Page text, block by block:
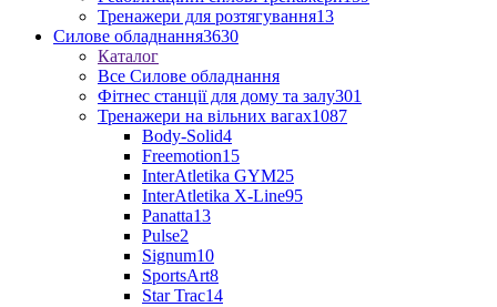
Тренажери для розтягування13
Силове обладнання3630
Каталог
Все Силове обладнання
Фітнес станції для дому та залу301
Тренажери на вільних вагах1087
Body-Solid4
Freemotion15
InterAtletika GYM25
InterAtletika X-Line95
Panatta13
Pulse2
Signum10
SportsArt8
Star Trac14